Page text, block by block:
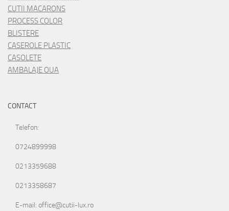
CUTII MACARONS
PROCESS COLOR
BLISTERE
CASEROLE PLASTIC
CASOLETE
AMBALAJE OUA
CONTACT
Telefon:
0724899998
0213359688
0213358687
E-mail: office@cutii-lux.ro